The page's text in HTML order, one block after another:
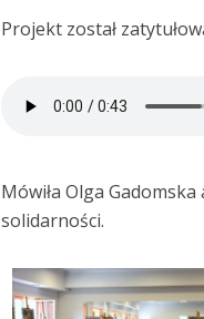
Projekt został
Mówiła Olga
solidarności.